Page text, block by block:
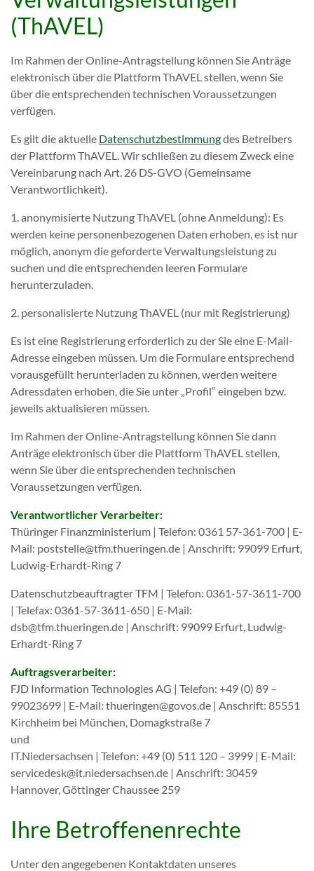
(ThAVEL)
Im Rahmen der Online-Antragstellung können Sie Anträge
elektronisch über die Plattform ThAVEL stellen, wenn Sie
über die entsprechenden technischen Voraussetzungen
verfügen.
Es gilt die aktuelle Datenschutzbestimmungdes Betreibers
der Plattform ThAVEL. Wir schließen zu diesem Zweck eine
Vereinbarung nach Art. 26 DS-GVO (Gemeinsame
Verantwortlichkeit).
1. anonymisierte Nutzung ThAVEL (ohne Anmeldung): Es
werden keine personenbezogenen Daten erhoben, es ist nur
möglich, anonym die geforderte Verwaltungsleistung zu
suchen und die entsprechenden leeren Formulare
herunterzuladen.
2. personalisierte Nutzung ThAVEL (nur mit Registrierung)
Es ist eine Registrierung erforderlich zu der Sie eine E-Mail-
Adresse eingeben müssen. Um die Formulare entsprechend
vorausgefüllt herunterladen zu können, werden weitere
Adressdaten erhoben, die Sie unter „Profil“ eingeben bzw.
jeweils aktualisieren müssen.
Im Rahmen der Online-Antragstellung können Sie dann
Anträge elektronisch über die Plattform ThAVEL stellen,
wenn Sie über die entsprechenden technischen
Voraussetzungen verfügen.
Verantwortlicher Verarbeiter:
Thüringer Finanzministerium | Telefon: 0361 57-361-700 | E-
Mail: poststelle@tfm.thueringen.de | Anschrift: 99099 Erfurt,
Ludwig-Erhardt-Ring 7
Datenschutzbeauftragter TFM | Telefon: 0361-57-3611-700
| Telefax: 0361-57-3611-650 | E-Mail:
dsb@tfm.thueringen.de | Anschrift: 99099 Erfurt, Ludwig-
Erhardt-Ring 7
Auftragsverarbeiter:
FJD Information Technologies AG | Telefon: +49 (0) 89 –
99023699 | E-Mail: thueringen@govos.de | Anschrift: 85551
Kirchheim bei München, Domagkstraße 7
und
IT.Niedersachsen | Telefon: +49 (0) 511 120 – 3999 | E-Mail:
servicedesk@it.niedersachsen.de | Anschrift: 30459
Hannover, Göttinger Chaussee 259
Ihre Betroffenenrechte
Unter den angegebenen Kontaktdaten unseres